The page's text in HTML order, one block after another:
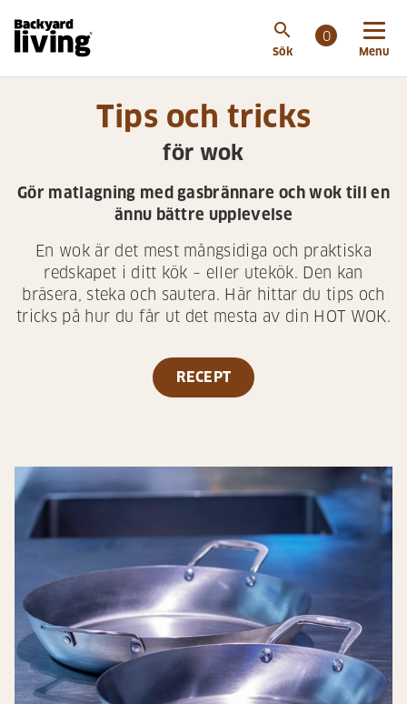
search
Sök
0
Menu
Tips och tricks
för wok
Gör matlagning med gasbrännare och wok till en
ännu bättre upplevelse
En wok är det mest mångsidiga och praktiska
redskapet i ditt kök – eller utekök. Den kan
bräsera, steka och sautera. Här hittar du tips och
tricks på hur du får ut det mesta av din HOT WOK.
RECEPT